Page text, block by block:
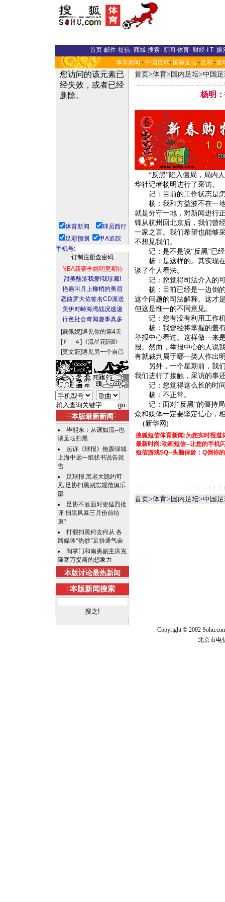
首页-邮件-短信- 商城-搜索- 新闻-体育- 财经-I T- 娱
体育新闻 - 中国足球- 国际足坛 -足彩 -篮
体育新闻
球员西行
足彩预测
甲A追踪
手机号:
NBA新赛季姚明更期待
甜美酸涩我爱!我珍藏!
艳遇叫月上柳梢的美眉
恋曲罗大佑签名CD派送
美伊对峙海湾战况速递
行色社会奇闻趣事真多
[戴佩妮]遇见你的第4天
[Ｆ ４] 《流星花园Ⅱ》
[莫文蔚]遇见另一个自己
本版最新新闻
毕熙东：从谏如流--也
谈足坛扫黑
起诉《球报》炮轰绿城
上海中远一纸状书说告就
告
足球报:黑老大隐约可
见 足协扫黑别忘规范俱乐
部
足协不敢面对更猛烈批
评 扫黑风暴三月份前结
束?
打假扫黑何去何从 各
路媒体“热炒”足协通气会
阎掌门和南勇副主席克
隆塞万提斯的想象力
本版讨论最热新闻
本版新闻搜索
首页>体育> 国内足坛>中国
杨明
“反黑”陷入僵局，局内人
华社记者杨明进行了采访。
记：目前的工作状态是
杨：我和方益波不在一地
就是分守一地，对新闻进行
铎从杭州回北京后，我们曾
一家之言。我们希望也能够
不想见我们。
记：是不是说“反黑”已经
杨：是这样的。其实现在
谈了个人看法。
记：您觉得司法介入的可
杨：目前已经是一边倒的
这个问题的司法解释。这才
但这是惟一的不同意见。
记：您有没有利用工作机
杨：我曾经将掌握的盖有
举报中心看过。这样做一来
报。然而，举报中心的人说
有就裁判属于哪一类人作出
另外，一个星期前，我们
我们进行了接触，采访的事
记：您觉得这么长的时间
杨：不正常。
记：面对“反黑”的僵持局
众和媒体一定要坚定信心，
(新华网)
搜狐短信体育新闻:为您实时报道
最新时尚:动画短信--让您的手机
短信游戏SQ--头脑保龄：Q倒你
首页>体育> 国内足坛>中国
Copyright © 2002
北京市电